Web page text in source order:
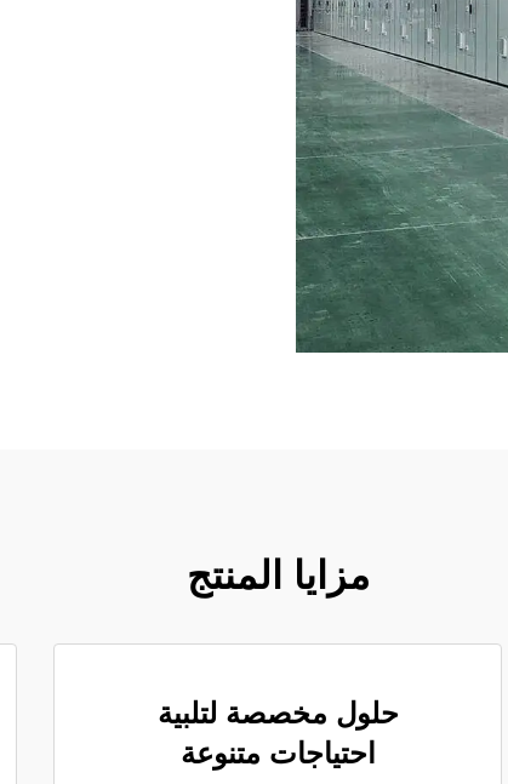
مزايا المنتج
حلول مخصصة لتلبية
احتياجات متنوعة